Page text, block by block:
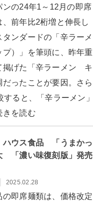
の24年1～12月の即席
、前年比2桁増と伸長し
タンダードの「辛ラーメ
プ）」を筆頭に、昨年重
掲げた「辛ラーメン キ
だったことが要因。さら
すると、「辛ラーメン」
を読む
ハウス食品 「うまかっ
「濃い味復刻版」発売
2025.02.28
即席麺類は、価格改定